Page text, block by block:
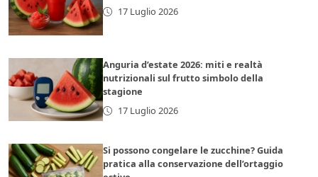
17 Luglio 2026
Anguria d’estate 2026: miti e realtà
nutrizionali sul frutto simbolo della
stagione
17 Luglio 2026
Si possono congelare le zucchine? Guida
pratica alla conservazione dell’ortaggio